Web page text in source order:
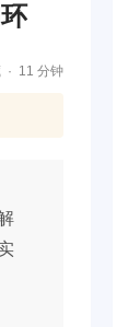
11 分钟